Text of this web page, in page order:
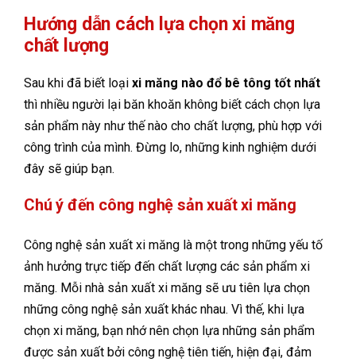
Hướng dẫn cách lựa chọn xi măng
chất lượng
Sau khi đã biết loại xi măng nào đổ bê tông tốt nhất
thì nhiều người lại băn khoăn không biết cách chọn lựa
sản phẩm này như thế nào cho chất lượng, phù hợp với
công trình của mình. Đừng lo, những kinh nghiệm dưới
đây sẽ giúp bạn.
Chú ý đến công nghệ sản xuất xi măng
Công nghệ sản xuất xi măng là một trong những yếu tố
ảnh hưởng trực tiếp đến chất lượng các sản phẩm xi
măng. Mỗi nhà sản xuất xi măng sẽ ưu tiên lựa chọn
những công nghệ sản xuất khác nhau. Vì thế, khi lựa
chọn xi măng, bạn nhớ nên chọn lựa những sản phẩm
được sản xuất bởi công nghệ tiên tiến, hiện đại, đảm